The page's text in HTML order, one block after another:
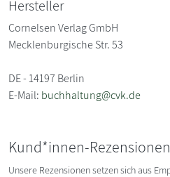
Hersteller
Cornelsen Verlag GmbH
Mecklenburgische Str. 53
DE - 14197 Berlin
E-Mail: buchhaltung@cvk.de
Kund*innen-Rezensionen
Unsere Rezensionen setzen sich aus